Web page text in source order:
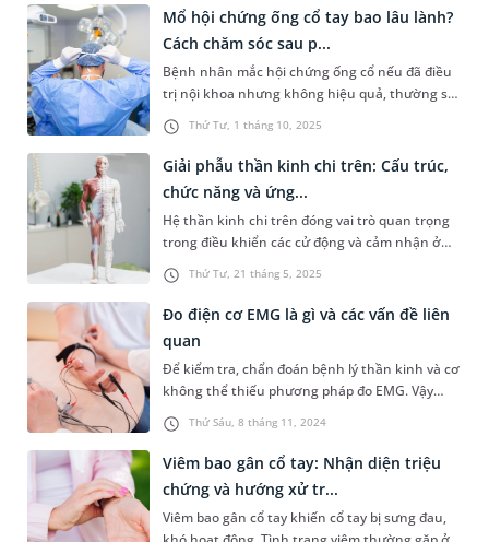
may hay tài xế. Việc hiểu rõ hội chứng ống cổ
tay là gì, nguyên nhân gây ra và những triệu
chứng điển hình sẽ gi...
Thứ Tư, 1 tháng 10, 2025
Mổ hội chứng ống cổ tay bao lâu lành?
Cách chăm sóc sau p...
Bệnh nhân mắc hội chứng ống cổ nếu đã điều
trị nội khoa nhưng không hiệu quả, thường sẽ
được bác sĩ đề nghị phẫu thuật giải phóng áp
lực lên dây thần kinh giữa. Vậy sau mổ hội
chứng ống cổ tay bao lâu lành và cần làm gì để
sớm hồi phục? Bài viết sau sẽ giúp bạn trả lời
được băn khoăn này.
Thứ Tư, 21 tháng 5, 2025
Giải phẫu thần kinh chi trên: Cấu trúc,
chức năng và ứng...
Hệ thần kinh chi trên đóng vai trò quan trọng
trong điều khiển các cử động và cảm nhận ở
chi trên bao gồm: vai gáy, cánh tay, cẳng tay,
bàn ngón tay. Việc nắm rõ giải phẫu thần kinh
chi trên có ý nghĩa quan trọng trong phẫu
thuật, phục hồi chức năng và chẩn đoán lâm
sàng. Bài viết dưới đây sẽ cun...
Thứ Sáu, 8 tháng 11, 2024
Đo điện cơ EMG là gì và các vấn đề liên
quan
Để kiểm tra, chẩn đoán bệnh lý thần kinh và cơ
không thể thiếu phương pháp đo EMG. Vậy
phương pháp đo điện cơ EMG là gì, có ý nghĩa
như thế nào trong chăm sóc sức khỏe? Bài viết
dưới đây sẽ giúp bạn hiểu rõ hơn về ý nghĩa của
kỹ thuật này và quy trình thực hiện chi tiết.
Viêm bao gân cổ tay: Nhận diện triệu
chứng và hướng xử tr...
Viêm bao gân cổ tay khiến cổ tay bị sưng đau,